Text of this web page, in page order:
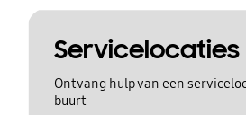
Servicelocaties
Ontvang hulp van een
buurt